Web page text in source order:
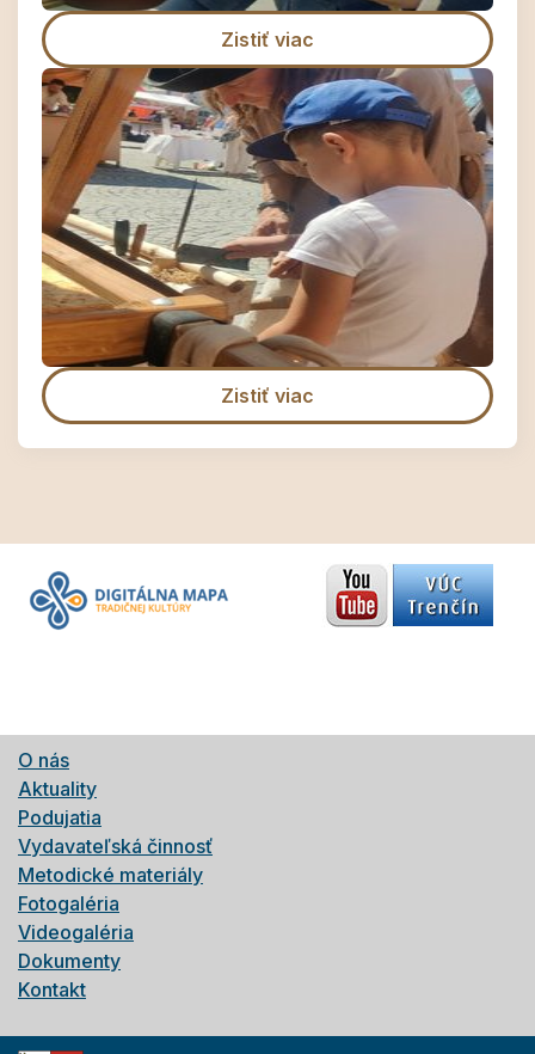
Zistiť viac
Zistiť viac
O nás
Aktuality
Podujatia
Vydavateľská činnosť
Metodické materiály
Fotogaléria
Videogaléria
Dokumenty
Kontakt